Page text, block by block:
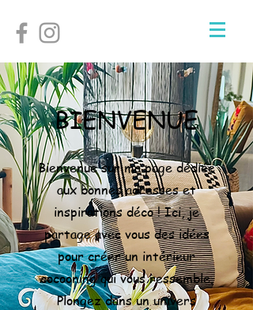
BIENVENUE
Bienvenue sur ma page dédiée
aux bonnes adresses et
inspirations déco ! Ici, je
partage avec vous des idées
pour créer un intérieur
cocooning qui vous ressemble.
Plongez dans un univers